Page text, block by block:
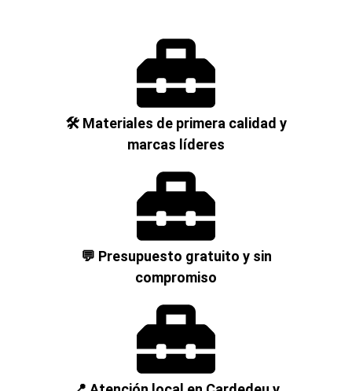
🛠️ Materiales de primera calidad y
marcas líderes
💬 Presupuesto gratuito y sin
compromiso